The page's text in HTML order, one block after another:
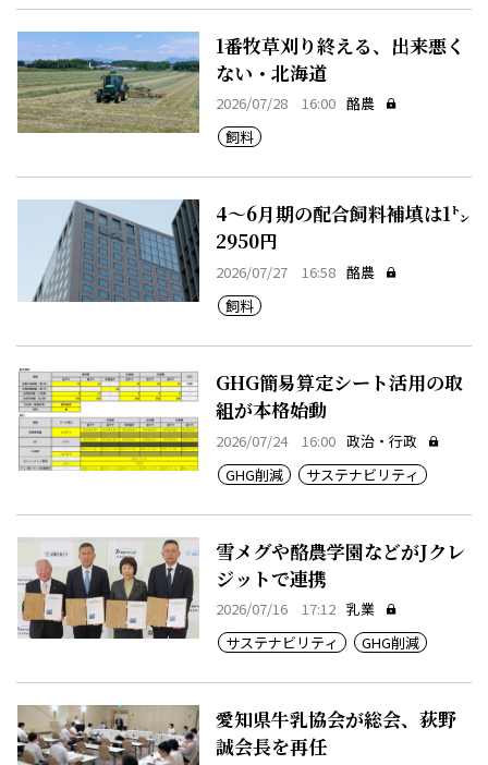
1番牧草刈り終える、出来悪く
ない・北海道
2026/07/28 16:00 酪農
飼料
4～6月期の配合飼料補填は1㌧
2950円
2026/07/27 16:58 酪農
飼料
GHG簡易算定シート活用の取
組が本格始動
2026/07/24 16:00 政治・行政
GHG削減
サステナビリティ
雪メグや酪農学園などがJクレ
ジットで連携
2026/07/16 17:12 乳業
サステナビリティ
GHG削減
愛知県牛乳協会が総会、荻野
誠会長を再任